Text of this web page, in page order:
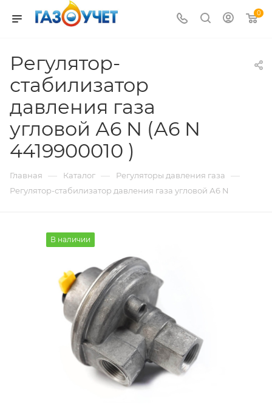
0
Регулятор-
стабилизатор
давления газа
угловой А6 N (А6 N
4419900010 )
Главная — Каталог — Регуляторы давления газа —
Регулятор-стабилизатор давления газа угловой А6 N
В наличии